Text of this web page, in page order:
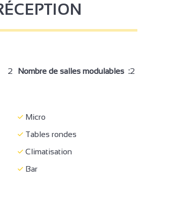
2 Nombre de salles modulables :2
Micro
Tables rondes
Climatisation
Bar